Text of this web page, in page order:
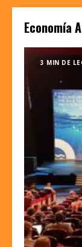
Economía
3 MIN DE